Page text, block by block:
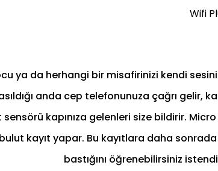
Wifi
ya da herhangi bir misafirinizi kendi
anda cep telefonunuza çağrı gelir,
kapınıza gelenleri size bildirir.
kayıt yapar. Bu kayıtlara daha
bastığını öğrenebilirsiniz